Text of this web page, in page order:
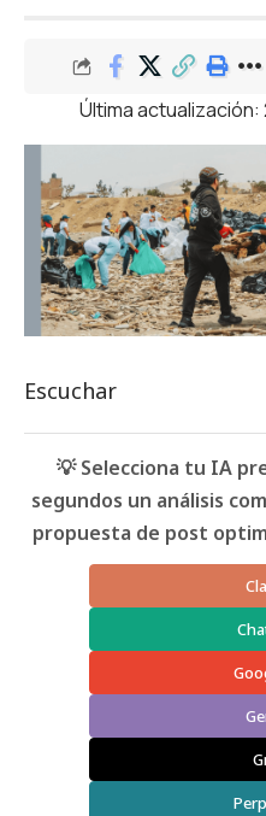
Última
Escuchar
💡 Selecciona tu IA
segundos un análisis
propuesta de post